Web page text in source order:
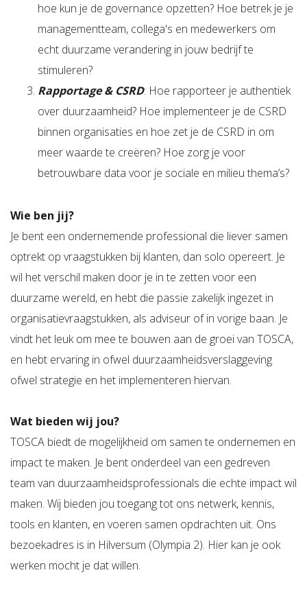
hoe kun je de governance opzetten? Hoe betrek je je
managementteam, collega's en medewerkers om
echt duurzame verandering in jouw bedrijf te
stimuleren?
Rapportage & CSRD: Hoe rapporteer je authentiek
over duurzaamheid? Hoe implementeer je de CSRD
binnen organisaties en hoe zet je de CSRD in om
meer waarde te creëren? Hoe zorg je voor
betrouwbare data voor je sociale en milieu thema’s?
Wie ben jij?
Je bent een ondernemende professional die liever samen
optrekt op vraagstukken bij klanten, dan solo opereert. Je
wil het verschil maken door je in te zetten voor een
duurzame wereld, en hebt die passie zakelijk ingezet in
organisatievraagstukken, als adviseur of in vorige baan. Je
vindt het leuk om mee te bouwen aan de groei van TOSCA,
en hebt ervaring in ofwel duurzaamheidsverslaggeving
ofwel strategie en het implementeren hiervan.
Wat bieden wij jou?
TOSCA biedt de mogelijkheid om samen te ondernemen en
impact te maken. Je bent onderdeel van een gedreven
team van duurzaamheidsprofessionals die echte impact wil
maken. Wij bieden jou toegang tot ons netwerk, kennis,
tools en klanten, en voeren samen opdrachten uit. Ons
bezoekadres is in Hilversum (Olympia 2). Hier kan je ook
werken mocht je dat willen.